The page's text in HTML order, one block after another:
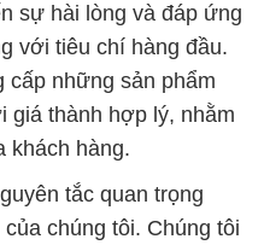
sự hài lòng và đáp ứng
với tiêu chí hàng đầu.
cấp những sản phẩm
giá thành hợp lý, nhằm
khách hàng.
tắc quan trọng
chúng tôi. Chúng tôi